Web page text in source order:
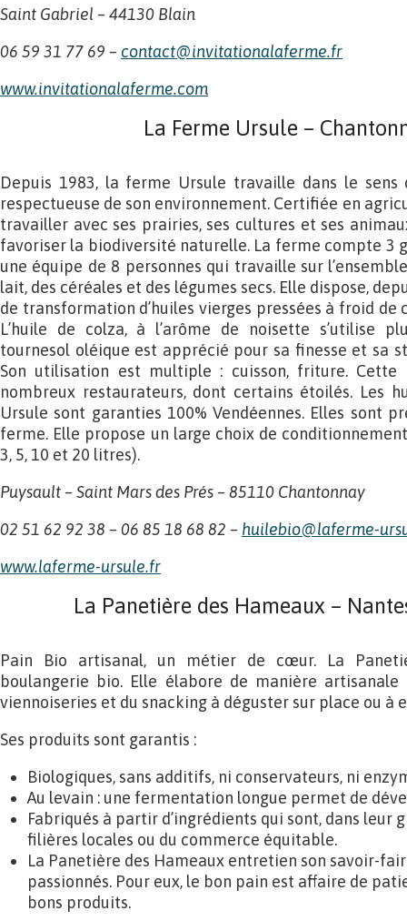
Saint Gabriel – 44130 Blain
06 59 31 77 69 – contact@invitationalaferme.fr
www.invitationalaferme.com
La Ferme Ursule –
Depuis 1983, la ferme Ursule travaille dans le sens
respectueuse de son environnement. Certifiée en
travailler avec ses prairies, ses cultures et ses
favoriser la biodiversité naturelle. La ferme compte 3
une équipe de 8 personnes qui travaille sur
lait, des céréales et des légumes secs. Elle dispose,
de transformation d’huiles vierges pressées à froid de
L’huile de colza, à l’arôme de noisette s’utilise
tournesol oléique est apprécié pour sa finesse et sa
Son utilisation est multiple : cuisson, friture.
nombreux restaurateurs, dont certains étoilés. Les
Ursule sont garanties 100% Vendéennes. Elles sont
ferme. Elle propose un large choix de
3, 5, 10 et 20 litres).
Puysault – Saint Mars des Prés – 85110 Chantonnay
02 51 62 92 38 – 06 85 18 68 82 – huilebio@laferme-
www.laferme-ursule.fr
La Panetière des Hameaux –
Pain Bio artisanal, un métier de cœur. La
boulangerie bio. Elle élabore de manière
viennoiseries et du snacking à déguster sur place ou à
Ses produits sont garantis :
Biologiques, sans additifs, ni conservateurs, ni
Au levain : une fermentation longue permet de
Fabriqués à partir d’ingrédients qui sont, dans leur
filières locales ou du commerce équitable.
La Panetière des Hameaux entretien son savoir-
passionnés. Pour eux, le bon pain est affaire de
bons produits.